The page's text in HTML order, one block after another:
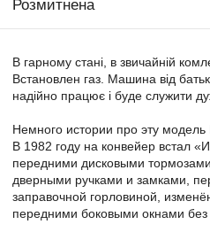
Розмитнена
В гарному стані, в звичайній
Встановлен газ. Машина від
надійно працює і буде служити
Немного истории про эту модель
В 1982 году на конвейер встал
передними дисковыми
дверными ручками и замками,
заправочной горловиной,
передними боковыми окнами без